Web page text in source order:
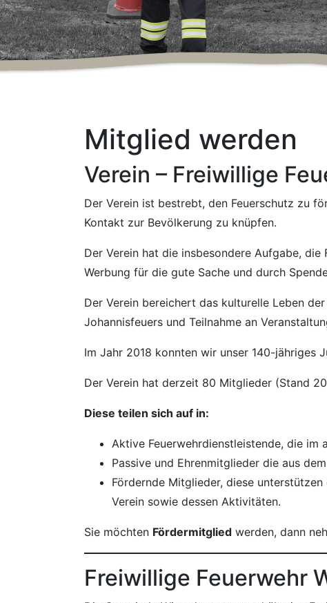
Mitglied werden
Verein – Freiwillige
Der Verein ist bestrebt, den Feuerschutz zu
Kontakt zur Bevölkerung zu knüpfen.
Der Verein hat die insbesondere Aufgabe,
Werbung für die gute Sache und durch
Der Verein bereichert das kulturelle Leben
Johannisfeuers und Teilnahme an
Im Jahr 2018 konnten wir unser 140-jähriges
Der Verein hat derzeit 80 Mitglieder (Stand
Diese teilen sich auf in:
Aktive Feuerwehrdienstleistende, die im
Passive und Ehrenmitglieder die aus
Fördernde Mitglieder, diese
Verein sowie dessen Aktivitäten.
Sie möchten Fördermitglied werden, dann
Freiwillige Feuerwehr